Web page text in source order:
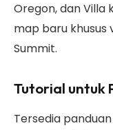
Oregon, dan Villa
map baru khusus
Summit.
Tutorial untuk
Tersedia